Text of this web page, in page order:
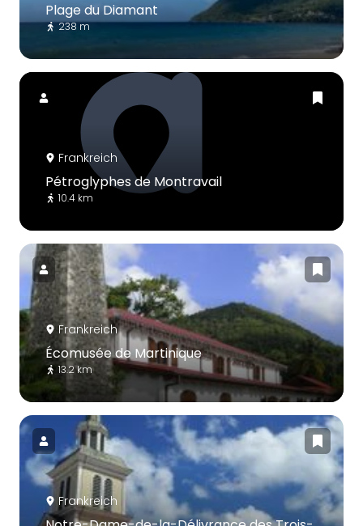
Plage du Diamant
238 m
Frankreich
Pétroglyphes de Montravail
10.4 km
Frankreich
Écomusée de Martinique
13.2 km
Frankreich